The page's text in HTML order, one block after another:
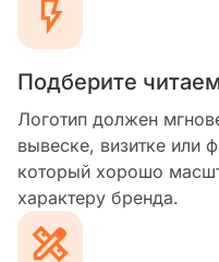
Подберите
Логотип должен
вывеске, визитке или
который хорошо
характеру бренда.